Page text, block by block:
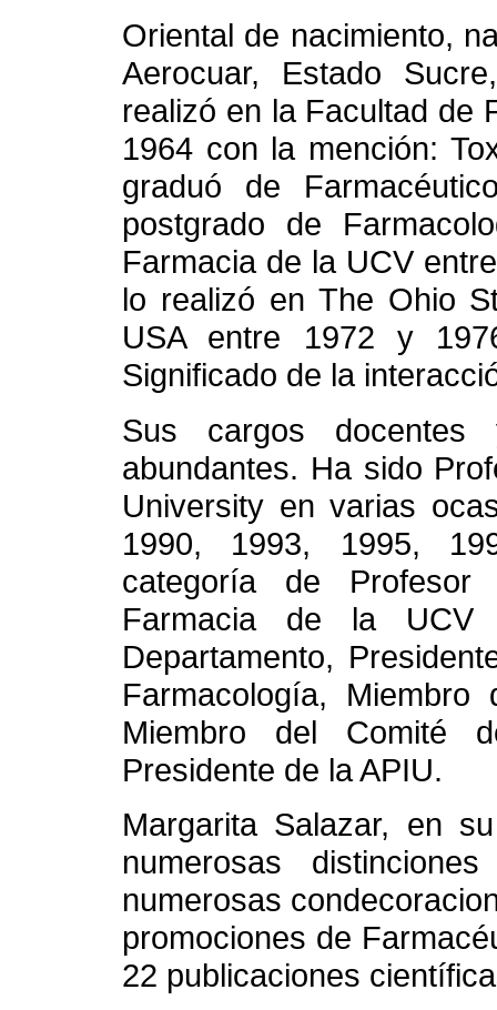
Oriental de nacimiento,
Aerocuar, Estado
realizó en la Facultad de
1964 con la mención:
graduó de
postgrado de
Farmacia de la UCV
lo realizó en The Ohio
USA entre 1972 y
Significado de la
Sus cargos
abundantes. Ha sido
University en varias
1990, 1993, 1995,
categoría de
Farmacia de la
Departamento,
Farmacología,
Miembro del Comité
Presidente de la APIU.
Margarita Salazar, en
numerosas
numerosas
promociones de
22 publicaciones